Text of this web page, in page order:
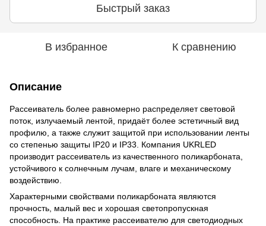
Быстрый заказ
В избранное К сравнению
Описание
Рассеиватель более равномерно распределяет световой
поток, излучаемый лентой, придаёт более эстетичный вид
профилю, а также служит защитой при использовании ленты
со степенью защиты IP20 и IP33. Компания UKRLED
производит рассеиватель из качественного поликарбоната,
устойчивого к солнечным лучам, влаге и механическому
воздействию.
Характерными свойствами поликарбоната являются
прочность, малый вес и хорошая светопропускная
способность. На практике рассеивателю для светодиодных